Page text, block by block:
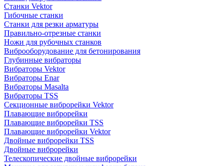
Станки Vektor
Гибочные станки
Станки для резки арматуры
Правильно-отрезные станки
Ножи для рубочных станков
Виброоборудование для бетонирования
Глубинные вибраторы
Вибраторы Vektor
Вибраторы Enar
Вибраторы Masalta
Вибраторы TSS
Секционные виброрейки Vektor
Плавающие виброрейки
Плавающие виброрейки TSS
Плавающие виброрейки Vektor
Двойные виброрейки TSS
Двойные виброрейки
Телескопические двойные виброрейки